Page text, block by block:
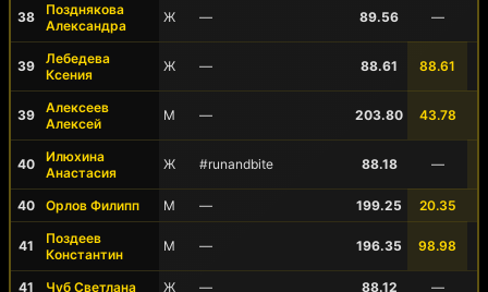
38
Позднякова
Александра
Ж — 89.56 —
39
Лебедева
Ксения
Ж — 88.61 88.61
39
Алексеев
Алексей
М — 203.80 43.78
40
Илюхина
Анастасия
Ж #runandbite 88.18 —
40 Орлов Филипп М — 199.25 20.35
41
Поздеев
Константин
М — 196.35 98.98
41 Чуб Светлана Ж — 88.12 —